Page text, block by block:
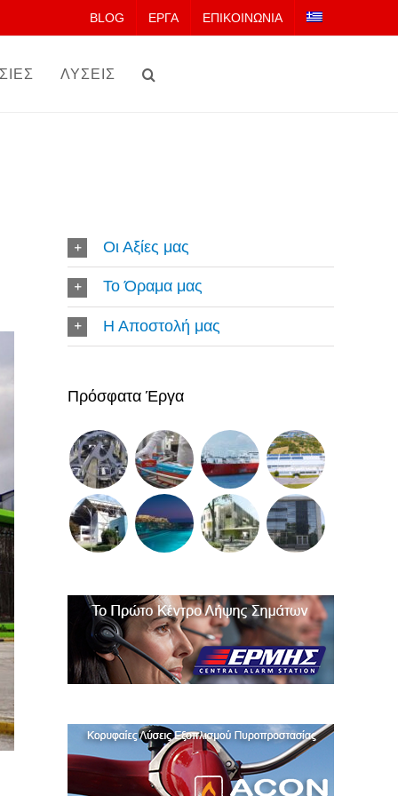
BLOG ΕΡΓΑ ΕΠΙΚΟΙΝΩΝΙΑ
ΛΥΣΕΙΣ
Οι Αξίες μας
Το Όραμα μας
Η Αποστολή μας
Πρόσφατα Έργα